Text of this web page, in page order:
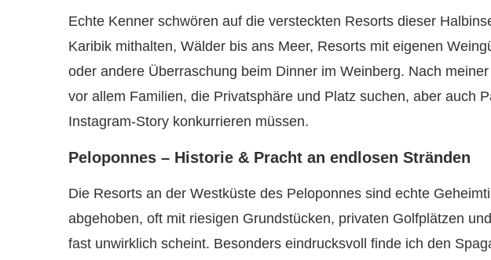
Echte Kenner schwören auf die versteckten Resorts dieser
Karibik mithalten, Wälder bis ans Meer, Resorts mit eigenen
oder andere Überraschung beim Dinner im Weinberg. Nach
vor allem Familien, die Privatsphäre und Platz suchen, aber auch
Instagram-Story konkurrieren müssen.
Peloponnes – Historie & Pracht an endlosen Stränden
Die Resorts an der Westküste des Peloponnes sind echte
abgehoben, oft mit riesigen Grundstücken, privaten Golfplätzen
fast unwirklich scheint. Besonders eindrucksvoll finde ich den